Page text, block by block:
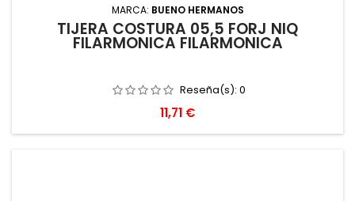
MARCA: BUENO HERMANOS
TIJERA COSTURA 05,5 FORJ NIQ
FILARMONICA FILARMONICA
Reseña(s): 0
Precio
11,71 €